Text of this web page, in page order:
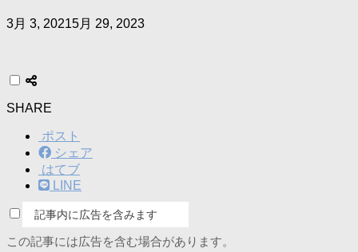
3月 3, 20215月 29, 2023
SHARE
ポスト
シェア
はてブ
LINE
記事内に広告を含みます
この記事には広告を含む場合があります。